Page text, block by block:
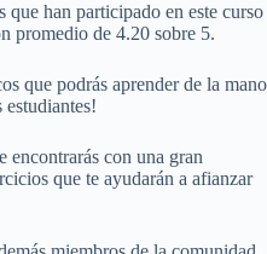
han participado en este curso
promedio de 4.20 sobre 5.
que podrás aprender de la mano
encontrarás con una gran
que te ayudarán a afianzar